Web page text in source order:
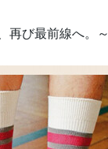
再び最前線へ。～